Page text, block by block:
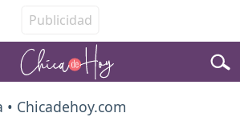
Chicadehoy.com